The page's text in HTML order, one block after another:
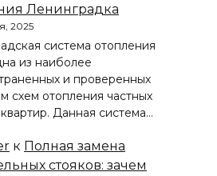
Ленинградка
2025
система отопления
из наиболее
и проверенных
схем отопления частных
Данная система…
к Полная замена
стояков: зачем